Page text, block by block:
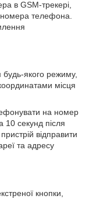
в GSM-трекері,
телефона.
будь-якого режиму,
місця
на номер
10 секунд після
відправити
та адресу
кнопки,